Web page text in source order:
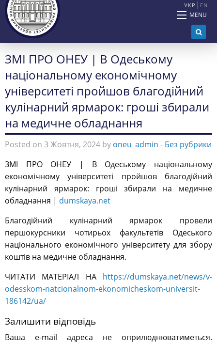
УКР EN
MENU
ЗМІ ПРО ОНЕУ | В Одеському
національному економічному
університеті пройшов благодійний
кулінарний ярмарок: гроші збирали
на медичне обладнання
Posted on 3 Жовтня, 2024 by oneu_admin - Без рубрики
ЗМІ ПРО ОНЕУ | В Одеському національному
економічному університеті пройшов благодійний
кулінарний ярмарок: гроші збирали на медичне
обладнання | dumskaya.net
Благодійний кулінарний ярмарок провели
першокурсники чотирьох факультетів Одеського
національного економічного університету для збору
коштів на медичне обладнання.
ЧИТАТИ МАТЕРІАЛ НА https://dumskaya.net/news/v-
odesskom-natcionalnom-ekonomicheskom-universit-
186142/ua/
Залишити відповідь
Ваша e-mail адреса не оприлюднюватиметься.